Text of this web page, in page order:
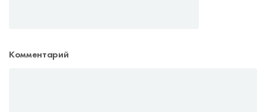
Комментарий